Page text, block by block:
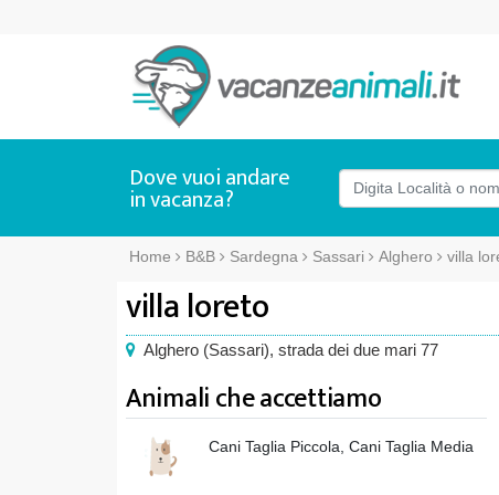
Dove vuoi andare
in vacanza?
Home B&B Sardegna Sassari Alghero villa
villa loreto
Alghero (Sassari), strada dei due mari 77
Animali che accettiamo
Cani Taglia Piccola, Cani Taglia Media